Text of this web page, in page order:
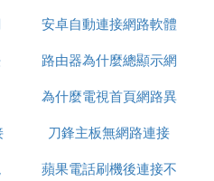
類的，有你想要的。
過一段時間等風頭過去再
呢?
連接給電腦
安卓自動連接網路軟體
路由器為什麼總顯示網
路異常
為什麼電視首頁網路異
常
刀鋒主板無網路連接
蘋果電話刷機後連接不